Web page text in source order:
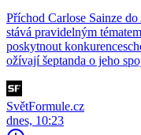
Příchod Carlose Sainze
stává pravidelným
poskytnout
ožívají šeptanda o jeho
SvětFormule.cz
dnes, 10:23